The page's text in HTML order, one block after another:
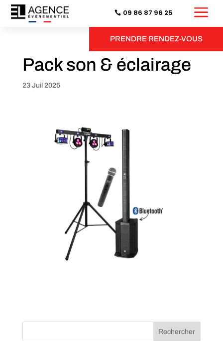
09 86 87 96 25 a
PRENDRE RENDEZ-VOUS
Pack son & éclairage
23 Juil 2025
Rechercher